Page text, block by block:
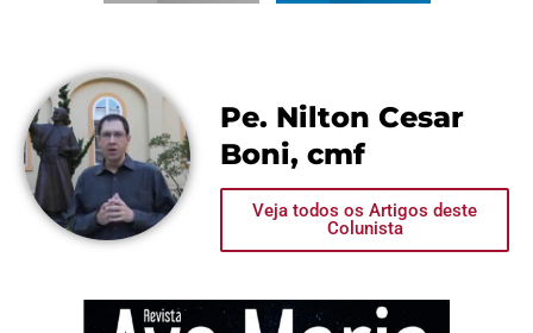
Pe. Nilton Cesar
Boni, cmf
Veja todos os Artigos deste
Colunista